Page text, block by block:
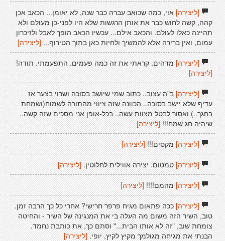
[ליצירה]אוי, כמה שכואב עברה כבר שנה, לא יאומן... הכאב אכן
קהה, קשה לחוש כבר את אותן הרגשות שלא היו לפני-כן מעולם ולא
תהיינה כאלו לעולם. והכאב אילם... עכשיו הכאב הופך לאבל ולזיכרון
עמום, ואין ברירה אלא להמשיך ולחיות כאן בתוך הטירוף... [ליצירה]
[ליצירה]מדהים. קראתי את זה כמה פעמים. התפעמתי. תודה!
[ליצירה]
[ליצירה]ב"ה עצוב.. כתוב שמי שיושב בסוכה ושרוי בצער אז
עדיף שלא יישב בסוכה.. הכוונה שזה ציווי מהתורה לשמוח(ושמחת
בחגך..) ואסור לבטל מצוות עשה.. בכל-אופן אני מסכים שזה קשה..
שיהיה חג שמח!!! [ליצירה]
[ליצירה]מקסים!!! [ליצירה]
[ליצירה]טמטום. יצירה אווילית לחלוטין. [ליצירה]
[ליצירה]מהמם!!!! [ליצירה]
[ליצירה]ככה פתאום מגיח פרפר חרישי? אחרי כל כך הרבה זמן.
טוב, השיר הזה משום מה העלה בי את המנגינה של השיר - והחיטה
צומחת שוב, "זה לא אותו הבית..." וסתם כך, את כותבת נחמד.
הבנתי את מגיחה מגולמך מקיץ לקיץ, יופי. [ליצירה]